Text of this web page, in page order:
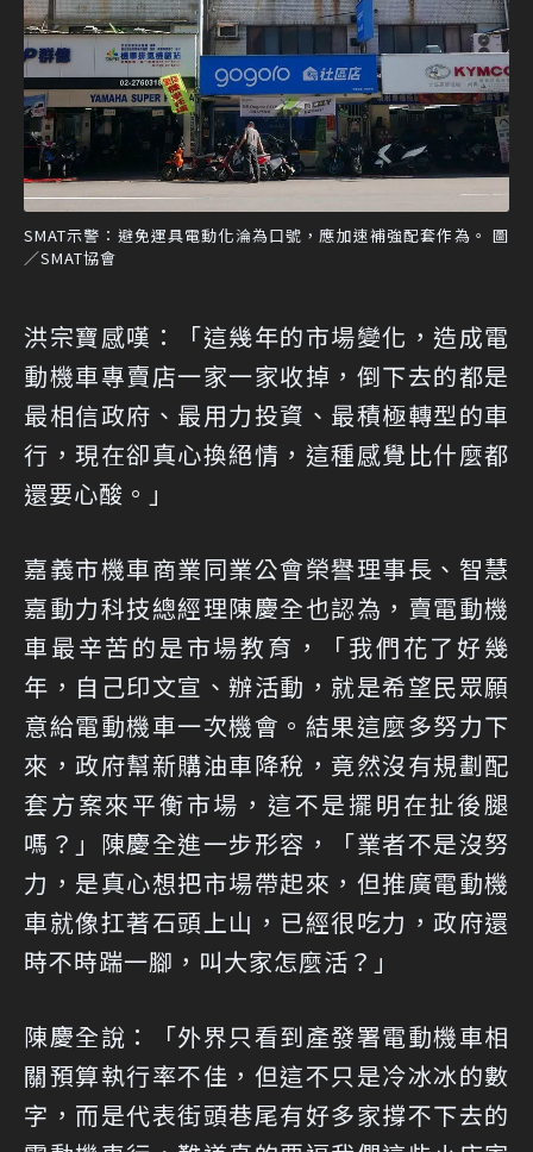
SMAT示警：避免運具電動化淪為口號，應加速補強配套作為。 圖
／SMAT協會
洪宗寶感嘆：「這幾年的市場變化，造成電
動機車專賣店一家一家收掉，倒下去的都是
最相信政府、最用力投資、最積極轉型的車
行，現在卻真心換絕情，這種感覺比什麼都
還要心酸。」
嘉義市機車商業同業公會榮譽理事長、智慧
嘉動力科技總經理陳慶全也認為，賣電動機
車最辛苦的是市場教育，「我們花了好幾
年，自己印文宣、辦活動，就是希望民眾願
意給電動機車一次機會。結果這麼多努力下
來，政府幫新購油車降稅，竟然沒有規劃配
套方案來平衡市場，這不是擺明在扯後腿
嗎？」陳慶全進一步形容，「業者不是沒努
力，是真心想把市場帶起來，但推廣電動機
車就像扛著石頭上山，已經很吃力，政府還
時不時踹一腳，叫大家怎麼活？」
陳慶全說：「外界只看到產發署電動機車相
關預算執行率不佳，但這不只是冷冰冰的數
字，而是代表街頭巷尾有好多家撐不下去的